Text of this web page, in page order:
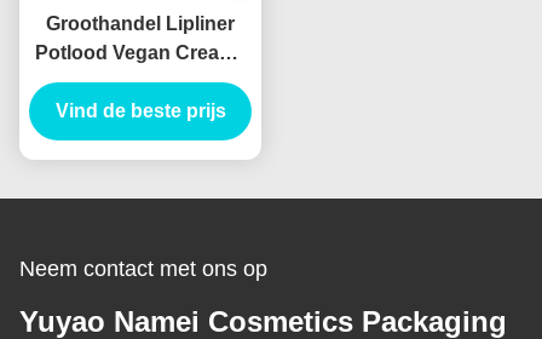
Groothandel Lipliner
Potlood Vegan Creamy
Container Waterdicht
Custom Logo Private
Label
Vind de beste prijs
Neem contact met ons op
Yuyao Namei Cosmetics Packaging